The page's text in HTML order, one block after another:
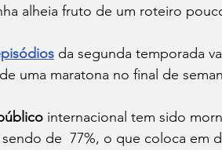
alheia fruto de um roteiro
da segunda temporada
uma maratona no final de
internacional tem sido
de  77%, o que coloca em